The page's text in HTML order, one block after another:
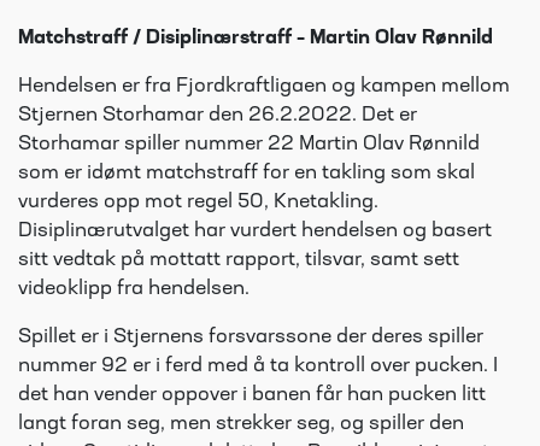
Matchstraff / Disiplinærstraff – Martin Olav Rønnild
Hendelsen er fra Fjordkraftligaen og kampen mellom
Stjernen Storhamar den 26.2.2022. Det er
Storhamar spiller nummer 22 Martin Olav Rønnild
som er idømt matchstraff for en takling som skal
vurderes opp mot regel 50, Knetakling.
Disiplinærutvalget har vurdert hendelsen og basert
sitt vedtak på mottatt rapport, tilsvar, samt sett
videoklipp fra hendelsen.
Spillet er i Stjernens forsvarssone der deres spiller
nummer 92 er i ferd med å ta kontroll over pucken. I
det han vender oppover i banen får han pucken litt
langt foran seg, men strekker seg, og spiller den